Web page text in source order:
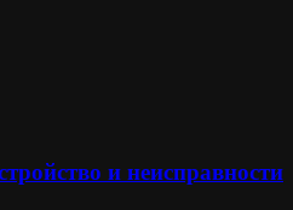
и неисправности